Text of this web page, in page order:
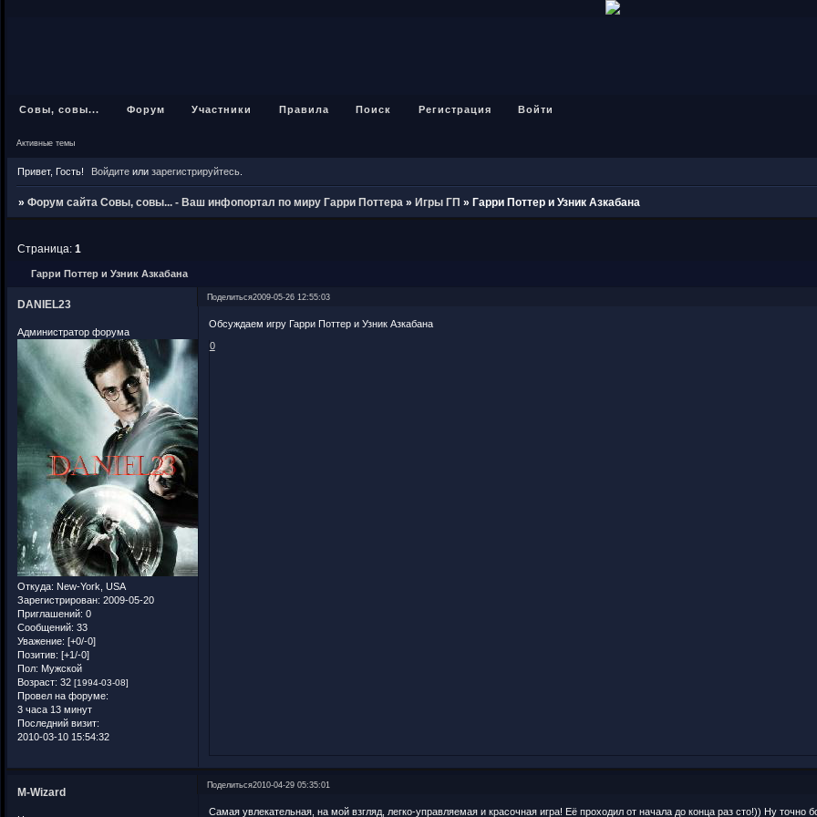
Совы, совы... Форум Участники Правила Поиск Регистрация Войти
Активные темы
Привет, Гость! Войдите илизарегистрируйтесь
» Форум сайта Совы, совы... - Ваш инфопортал по миру Гарри Поттера » Игры ГП » Гарри Поттер и Узник Азкабана
Гарри Поттер и Узник Азкабана
Страница: 1
Поделиться2009-05-26 12:55:03
DANIEL23
Администратор форума
Откуда: New-York, USA
Зарегистрирован: 2009-05-20
Приглашений: 0
Сообщений: 33
Уважение: [+0/-0]
Позитив: [+1/-0]
Пол: Мужской
Возраст: 32 [1994-03-08]
Провел на форуме:
3 часа 13 минут
Последний визит:
2010-03-10 15:54:32
Обсуждаем игру Гарри Поттер и Узник Азкабана
0
Поделиться2010-04-29 05:35:01
M-Wizard
Самая увлекательная, на мой взгляд, легко-управляемая и красочная игра! Её проходил от начала до конца раз сто!)) Ну точно